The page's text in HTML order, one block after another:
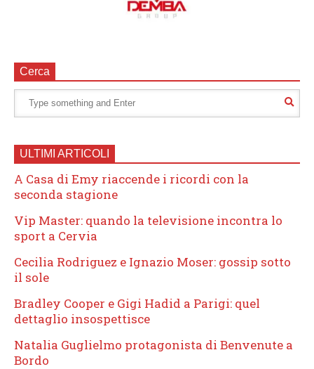
Cerca
ULTIMI ARTICOLI
A Casa di Emy riaccende i ricordi con la
seconda stagione
Vip Master: quando la televisione incontra lo
sport a Cervia
Cecilia Rodriguez e Ignazio Moser: gossip sotto
il sole
Bradley Cooper e Gigi Hadid a Parigi: quel
dettaglio insospettisce
Natalia Guglielmo protagonista di Benvenute a
Bordo